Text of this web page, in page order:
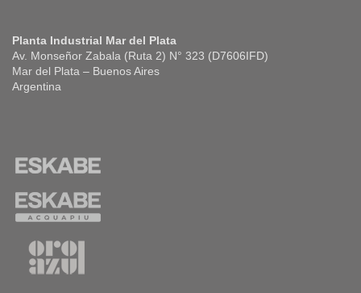
Planta Industrial Mar del Plata
Av. Monseñor Zabala (Ruta 2) N° 323 (D7606IFD)
Mar del Plata – Buenos Aires
Argentina